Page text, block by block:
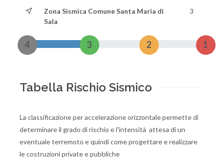
Zona Sismica Comune Santa Maria di
Sala
3
4 3 2 1
Tabella Rischio Sismico
La classificazione per accelerazione orizzontale permette di
determinare il grado di rischio e l'intensità attesa di un
eventuale terremoto e quindi come progettare e realizzare
le costruzioni private e pubbliche